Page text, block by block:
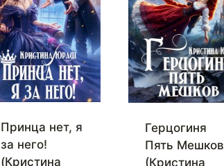
Принца нет, я
за него!
(Кристина
Герцогиня
Пять Мешков
(Кристина